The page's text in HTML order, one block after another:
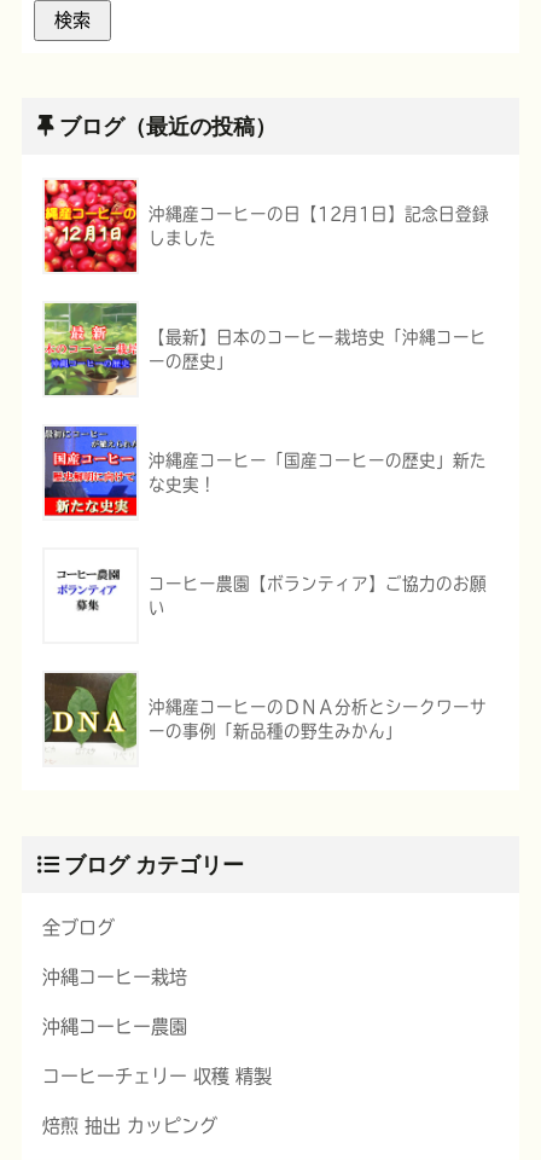
ブログ（最近の投稿）
沖縄産コーヒーの日【12月1日】記念日登録
しました
【最新】日本のコーヒー栽培史「沖縄コーヒ
ーの歴史」
沖縄産コーヒー「国産コーヒーの歴史」新た
な史実！
コーヒー農園【ボランティア】ご協力のお願
い
沖縄産コーヒーのＤＮＡ分析とシークワーサ
ーの事例「新品種の野生みかん」
ブログ カテゴリー
全ブログ
沖縄コーヒー栽培
沖縄コーヒー農園
コーヒーチェリー 収穫 精製
焙煎 抽出 カッピング